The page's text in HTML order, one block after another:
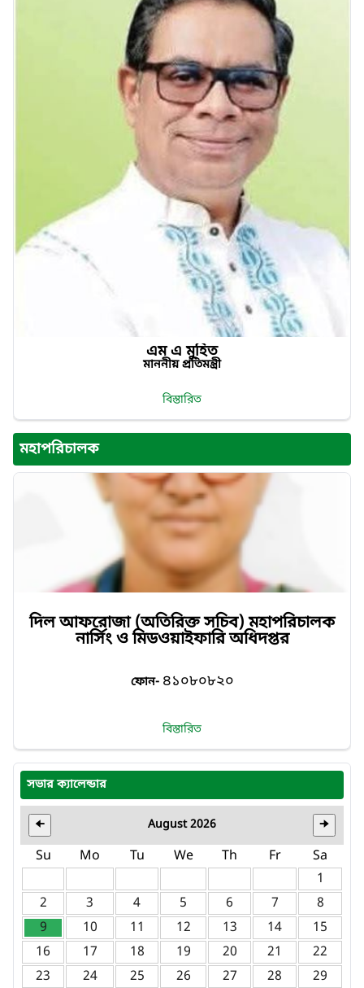
এম এ মুহিত
মাননীয় প্রতিমন্ত্রী
বিস্তারিত
মহাপরিচালক
দিল আফরোজা (অতিরিক্ত সচিব) মহাপরিচালক
নার্সিং ও মিডওয়াইফারি অধিদপ্তর
ফোন- ৪১০৮০৮২০
বিস্তারিত
সভার ক্যালেন্ডার
🠈 August 2026 🠊
Su Mo Tu We Th Fr
Sa
1
2
3 4 5 6 7
8
9
10 11 12 13 14
15
16
17 18 19 20 21
22
23
24 25 26 27 28 29